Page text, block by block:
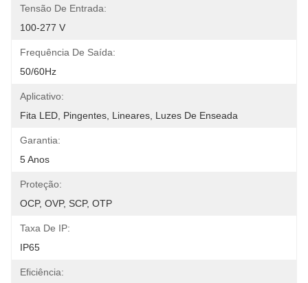
Tensão De Entrada:
100-277 V
Frequência De Saída:
50/60Hz
Aplicativo:
Fita LED, Pingentes, Lineares, Luzes De Enseada
Garantia:
5 Anos
Proteção:
OCP, OVP, SCP, OTP
Taxa De IP:
IP65
Eficiência: